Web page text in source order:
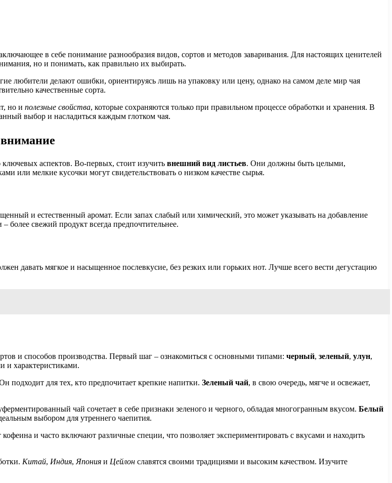
в себе понимание разнообразия видов, сортов и методов заваривания. Для настоящих ценителей
но и понимать, как правильно их выбирать.
любители делают ошибки, ориентируясь лишь на упаковку или цену, однако на самом деле мир чая
качественные сорта.
но и полезные свойства, которые сохраняются только при правильном процессе обработки и хранения. В
выбор и насладиться каждым глотком чая.
аспектов. Во-первых, стоит изучить внешний вид листьев. Они должны быть целыми,
или мелкие кусочки могут свидетельствовать о низком качестве сырья.
и естественный аромат. Если запах слабый или химический, это может указывать на добавление
более свежий продукт всегда предпочтительнее.
давать мягкое и насыщенное послевкусие, без резких или горьких нот. Лучше всего вести дегустацию
и способов производства. Первый шаг – ознакомиться с основными типами: черный, зеленый, улун,
и характеристиками.
для тех, кто предпочитает крепкие напитки. Зеленый чай, в свою очередь, мягче и освежает,
чай сочетает в себе признаки зеленого и черного, обладая многогранным вкусом. Белый
выбором для утреннего чаепития.
и часто включают различные специи, что позволяет экспериментировать с вкусами и находить
Китай, Индия, Япония и Цейлон славятся своими традициями и высоким качеством. Изучите